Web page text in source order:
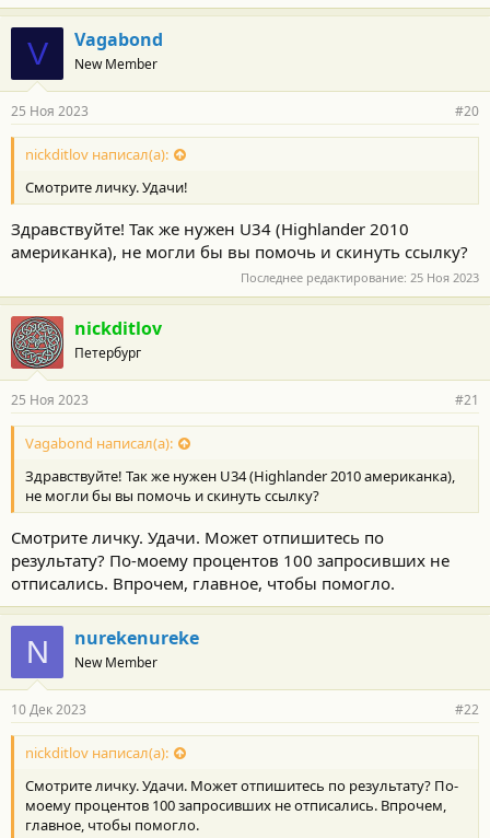
V Vagabond
New Member
25 Ноя 2023 #20
nickditlov написал(а):
Смотрите личку. Удачи!
Здравствуйте! Так же нужен U34 (Highlander 2010
американка), не могли бы вы помочь и скинуть ссылку?
Последнее редактирование: 25 Ноя 2023
nickditlov
Петербург
25 Ноя 2023 #21
Vagabond написал(а):
Здравствуйте! Так же нужен U34 (Highlander 2010 американка),
не могли бы вы помочь и скинуть ссылку?
Смотрите личку. Удачи. Может отпишитесь по
результату? По-моему процентов 100 запросивших не
отписались. Впрочем, главное, чтобы помогло.
N nurekenureke
New Member
10 Дек 2023 #22
nickditlov написал(а):
Смотрите личку. Удачи. Может отпишитесь по результату? По-
моему процентов 100 запросивших не отписались. Впрочем,
главное, чтобы помогло.